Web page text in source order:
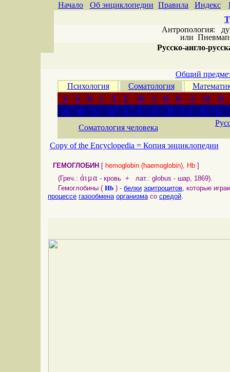
Начало Об энциклопедии Правила Индекс
Антропология:
или
Русско-англо-
Общий
Психология
Соматология
А
Б В Г Д Е Ж З И К Л М
Н
A
B C D E F G H I J K
L
Соматология человека
Copy of the Encyclopedia = Копия энциклопедии
ГЕМОГЛОБИН [ hemoglobin (haemoglobin), Hb ]
(Греч.: άιμα - кровь + лат.: globus - шар, 1869).
Гемоглобины ( Hb ) - белки эритроцитов, которые
процессе газообмена организмасо средой.